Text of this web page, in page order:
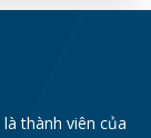
là thành viên của